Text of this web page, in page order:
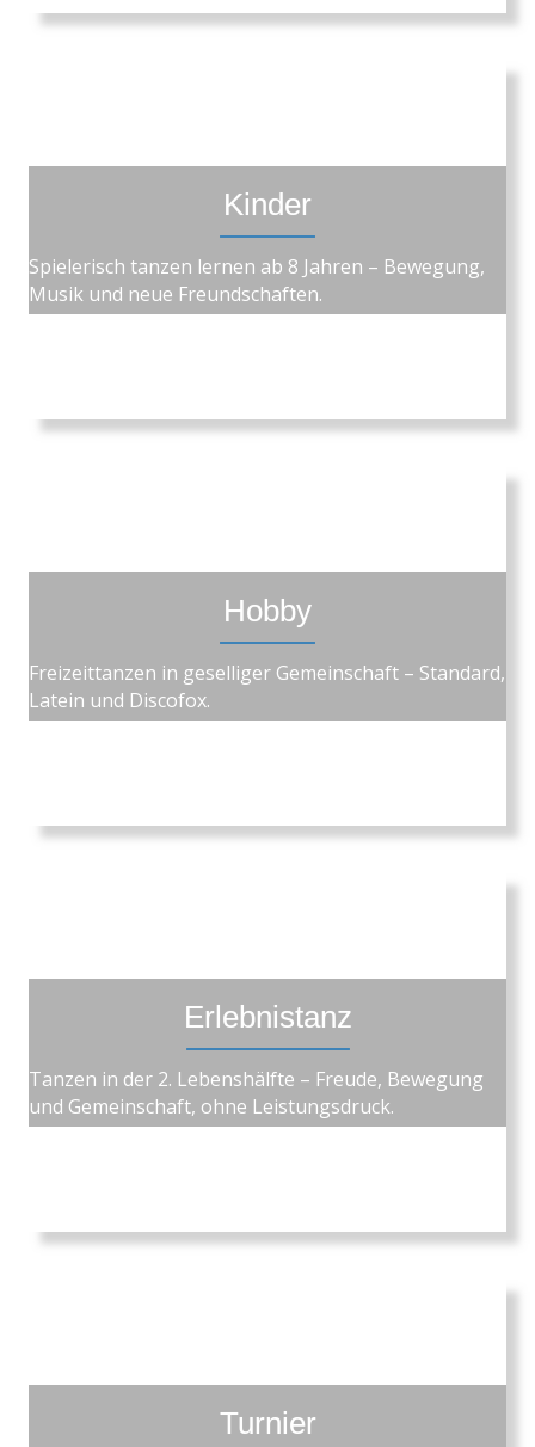
Kinder
Spielerisch tanzen lernen ab 8 Jahren – Bewegung,
Musik und neue Freundschaften.
Hobby
Freizeittanzen in geselliger Gemeinschaft – Standard,
Latein und Discofox.
Erlebnistanz
Tanzen in der 2. Lebenshälfte – Freude, Bewegung
und Gemeinschaft, ohne Leistungsdruck.
Turnier